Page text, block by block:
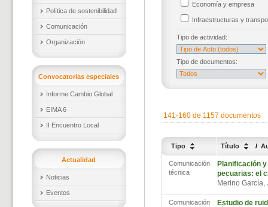
Política de sostenibilidad
Comunicación
Organización
Convocatorias especiales
Informe Cambio Global
EIMA 6
II Encuentro Local
Actualidad
Noticias
Eventos
Economía y empresa
Infraestructuras y
Tipo de actividad:
Tipo de documentos:
141-160 de 1157 documentos
Tipo Título /
Comunicación
técnica
Planificación
pecuarias: el
Merino
Comunicación
Estudio de